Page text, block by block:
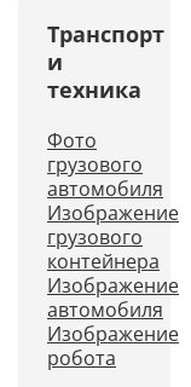
Транспорт
и
техника
Фото
грузового
автомобиля
Изображение
грузового
контейнера
Изображение
автомобиля
Изображение
робота